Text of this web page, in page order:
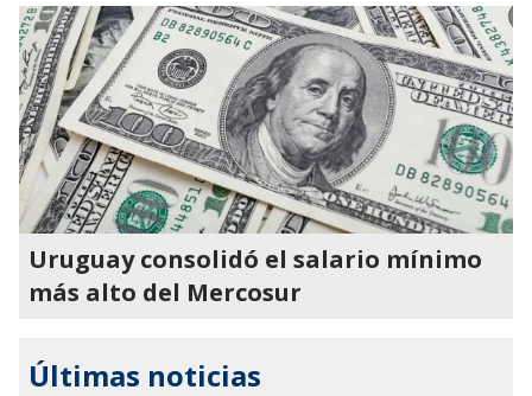
Uruguay consolidó el salario mínimo
más alto del Mercosur
Últimas noticias